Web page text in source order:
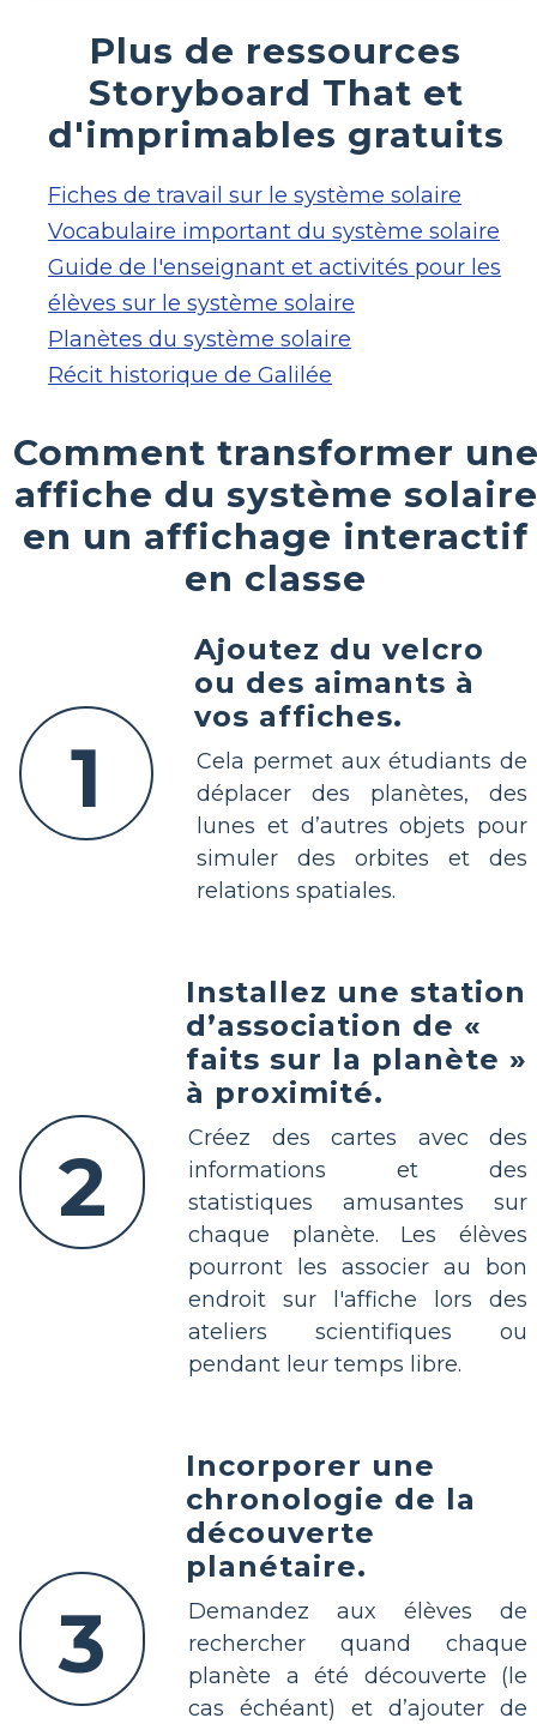
Plus de ressources
Storyboard That et
d'imprimables gratuits
Fiches de travail sur le système solaire
Vocabulaire important du système solaire
Guide de l'enseignant et activités pour les
élèves sur le système solaire
Planètes du système solaire
Récit historique de Galilée
Comment transformer
affiche du système solaire
en un affichage interactif
en classe
1
Ajoutez du velcro
ou des aimants à
vos affiches.
Cela permet aux étudiants de
déplacer des planètes, des
lunes et d’autres objets pour
simuler des orbites et des
relations spatiales.
2
Installez une station
d’association de «
faits sur la planète »
à proximité.
Créez des cartes avec des
informations et des
statistiques amusantes sur
chaque planète. Les élèves
pourront les associer au bon
endroit sur l'affiche lors des
ateliers scientifiques ou
pendant leur temps libre.
3
Incorporer une
chronologie de la
découverte
planétaire.
Demandez aux élèves de
rechercher quand chaque
planète a été découverte (le
cas échéant) et d’ajouter de